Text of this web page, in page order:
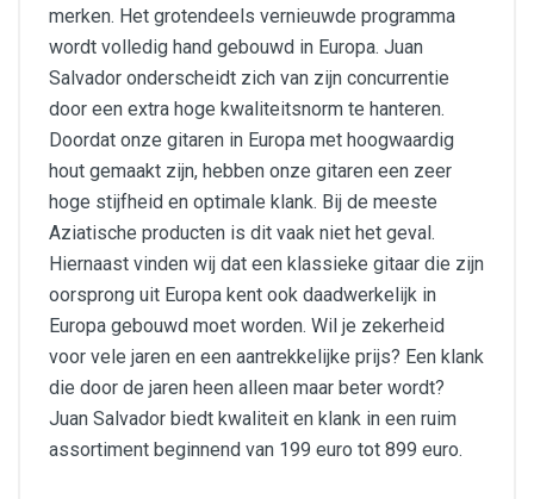
merken. Het grotendeels vernieuwde programma
wordt volledig hand gebouwd in Europa. Juan
Salvador onderscheidt zich van zijn concurrentie
door een extra hoge kwaliteitsnorm te hanteren.
Doordat onze gitaren in Europa met hoogwaardig
hout gemaakt zijn, hebben onze gitaren een zeer
hoge stijfheid en optimale klank. Bij de meeste
Aziatische producten is dit vaak niet het geval.
Hiernaast vinden wij dat een klassieke gitaar die zijn
oorsprong uit Europa kent ook daadwerkelijk in
Europa gebouwd moet worden. Wil je zekerheid
voor vele jaren en een aantrekkelijke prijs? Een klank
die door de jaren heen alleen maar beter wordt?
Juan Salvador biedt kwaliteit en klank in een ruim
assortiment beginnend van 199 euro tot 899 euro.